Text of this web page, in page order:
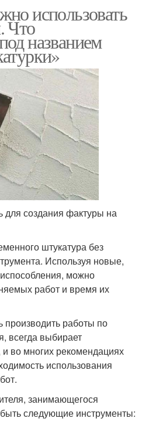
использовать
Что
названием
для создания фактуры на
штукатура без
Используя новые,
можно
работ и время их
производить работы по
всегда выбирает
во многих рекомендациях
использования
занимающегося
следующие инструменты: